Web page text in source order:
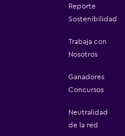
Reporte
Sostenibilidad
Trabaja con
Nosotros
Ganadores
Concursos
Neutralidad
de la red